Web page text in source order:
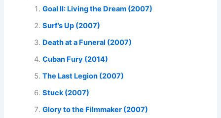
Goal II: Living the Dream (2007)
Surf’s Up (2007)
Death at a Funeral (2007)
Cuban Fury (2014)
The Last Legion (2007)
Stuck (2007)
Glory to the Filmmaker (2007)